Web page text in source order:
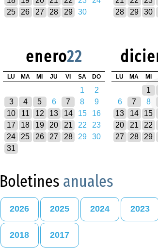
25
26 27 28 29 30
28
29 30
enero22
LU MA MI JU VI SA DO
1
2
3
4 5 6 7 8
9
10
11 12 13 14 15
16
17
18 19 20 21 22
23
24
25 26 27 28 29
30
31
LU MA MI
1
6
7 8
13
14 15
20
21 22
27
28 29
Boletines anuales
2026 2025 2024 2023
2018 2017